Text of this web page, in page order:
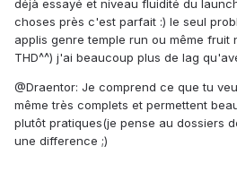
déjà essayé et niveau fluidité du
choses près c'est parfait :) le seul
applis genre temple run ou même fruit
THD^^) j'ai beaucoup plus de lag
@Draentor: Je comprend ce que tu
même très complets et permettent
plutôt pratiques(je pense au dossiers
une difference ;)